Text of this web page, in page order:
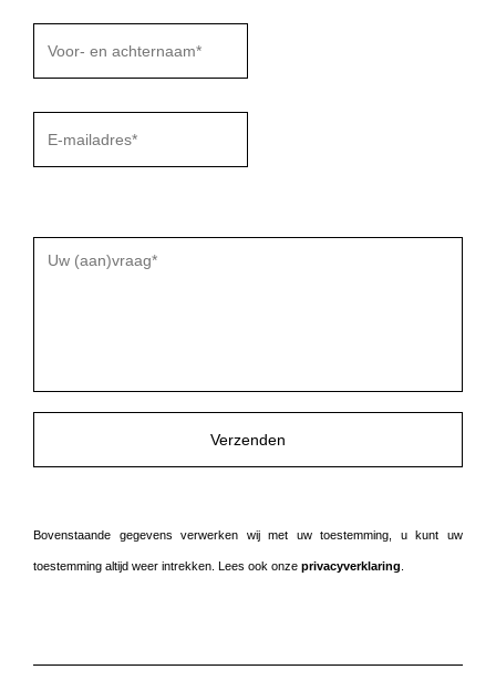
dit
veld
Bovenstaande gegevens verwerken wij met uw toestemming, u kunt uw
toestemming altijd weer intrekken. Lees ook onze privacyverklaring